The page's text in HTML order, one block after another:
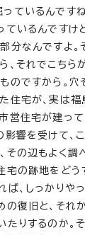
ているんですね
いるんですけど
分なんですよ。
、それでこちら
のですから。穴
住宅が、実は福
営住宅が建って
影響を受けて、
その辺もよく調
宅の跡地をどう
ば、しっかりや
の復旧と、それ
たりするのか。